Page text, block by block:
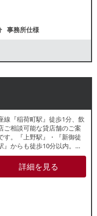
事務所仕様
線『稲荷町駅』徒歩1分、飲
ご相談可能な貸店舗のご案
す。『上野駅』・『新御徒
』からも徒歩10分以内。元
真館。1階・2階に分かれて
ので店舗と事務所としても
いいただけます。重飲食相
い。
詳細を見る